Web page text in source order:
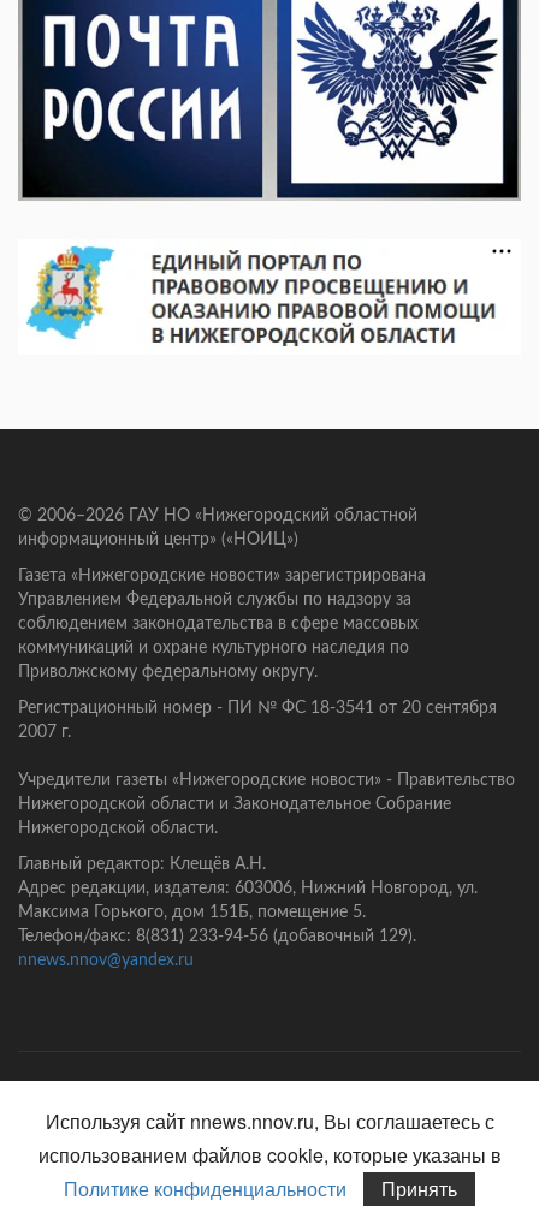
© 2006–2026 ГАУ НО «Нижегородский областной
информационный центр» («НОИЦ»)
Газета «Нижегородские новости» зарегистрирована
Управлением Федеральной службы по надзору за
соблюдением законодательства в сфере массовых
коммуникаций и охране культурного наследия по
Приволжскому федеральному округу.
Регистрационный номер - ПИ № ФС 18-3541 от 20 сентября
2007 г.
Учредители газеты «Нижегородские новости» - Правительство
Нижегородской области и Законодательное Собрание
Нижегородской области.
Главный редактор: Клещёв А.Н.
Адрес редакции, издателя: 603006, Нижний Новгород, ул.
Максима Горького, дом 151Б, помещение 5.
Телефон/факс: 8(831) 233-94-56 (добавочный 129).
nnews.nnov@yandex.ru
Используя сайт nnews.nnov.ru, Вы соглашаетесь с
использованием файлов cookie, которые указаны в
Политике конфиденциальности
Принять